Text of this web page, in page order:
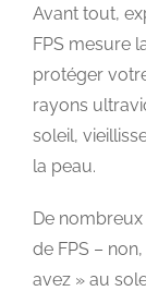
Avant tout,
FPS mesure
protéger
rayons
soleil,
la peau.
De
de FPS –
avez » au